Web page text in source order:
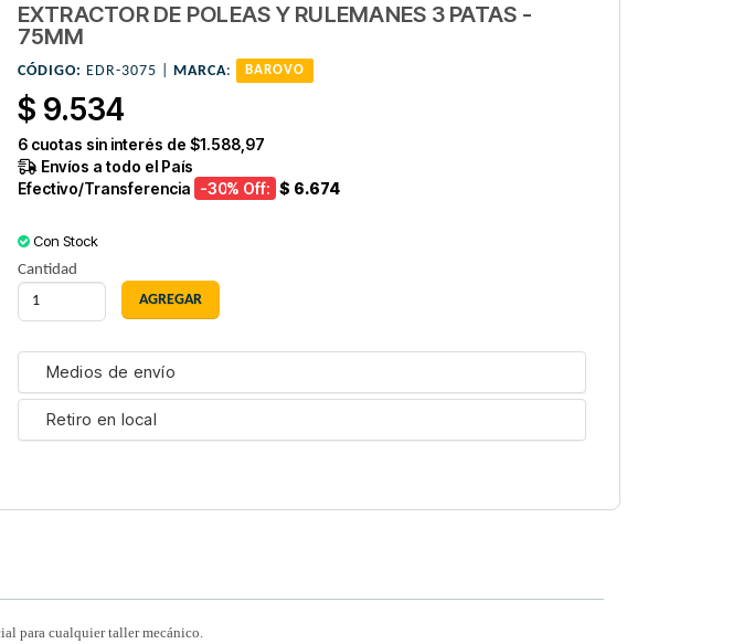
EXTRACTOR DE POLEAS Y RULEMANES 3 PATAS -
75MM
CÓDIGO: EDR-3075 | MARCA: BAROVO
$ 9.534
6cuotas sin interés de $1.588,97
Envíos a todo el País
Efectivo/Transferencia -30% Off: $ 6.674
Con Stock
Cantidad
Medios de envío
Retiro en local
para cualquier taller mecánico.